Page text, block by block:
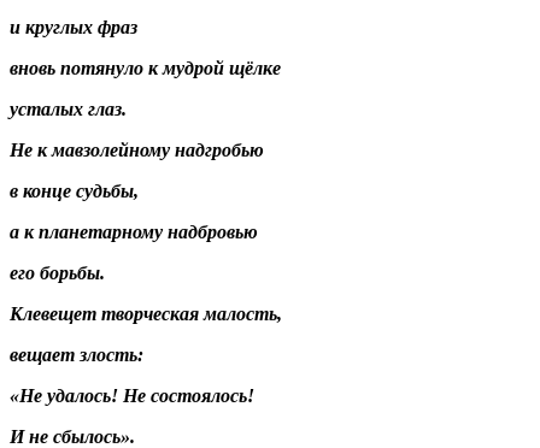
и круглых фраз
вновь потянуло к мудрой щёлке
усталых глаз.
Не к мавзолейному надгробью
в конце судьбы,
а к планетарному надбровью
его борьбы.
Клевещет творческая малость,
вещает злость:
«Не удалось! Не состоялось!
И не сбылось».